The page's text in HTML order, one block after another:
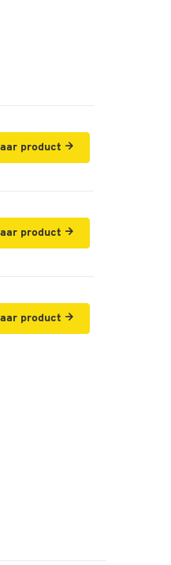
product
product
product